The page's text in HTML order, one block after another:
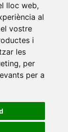
lloc web,
al
vostre
i
les
, per
per a